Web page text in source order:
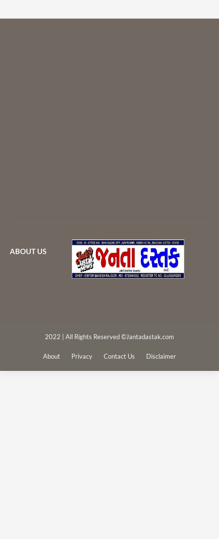
ABOUT US
2022 | All Rights Reserved ©Jantadastak.com
About Privacy Contact Us Disclaimer